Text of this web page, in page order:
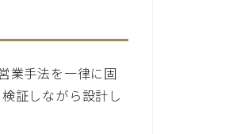
業手法を一律に固
証しながら設計し